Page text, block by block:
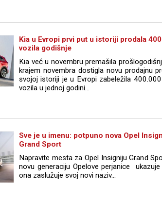
Kia u Evropi prvi put u istoriji prodala
vozila godišnje
Kia već u novembru premašila
krajem novembra dostigla novu prodajnu
svojoj istoriji je u Evropi zabeležila
vozila u jednoj godini...
Sve je u imenu: potpuno nova Opel
Grand Sport
Napravite mesta za Opel Insigniju Grand
novu generaciju Opelove perjanice
ona zaslužuje svoj novi naziv...